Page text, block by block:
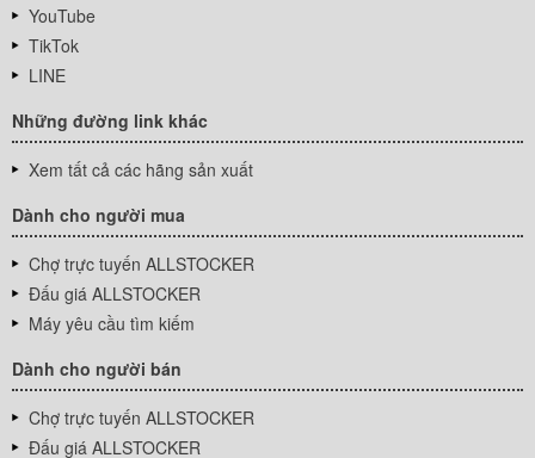
YouTube
TikTok
LINE
Những đường link khác
Xem tất cả các hãng sản xuất
Dành cho người mua
Chợ trực tuyến ALLSTOCKER
Đấu giá ALLSTOCKER
Máy yêu cầu tìm kiếm
Dành cho người bán
Chợ trực tuyến ALLSTOCKER
Đấu giá ALLSTOCKER